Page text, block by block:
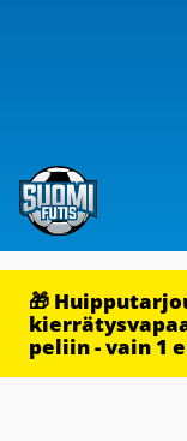
🎁
peliin - vain 1